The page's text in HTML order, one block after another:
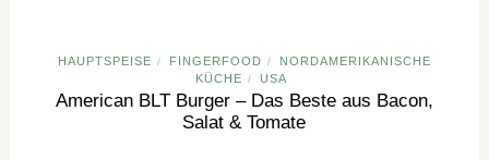
HAUPTSPEISE / FINGERFOOD /
NORDAMERIKANISCHE
KÜCHE / USA
American BLT Burger – Das Beste aus Bacon,
Salat & Tomate